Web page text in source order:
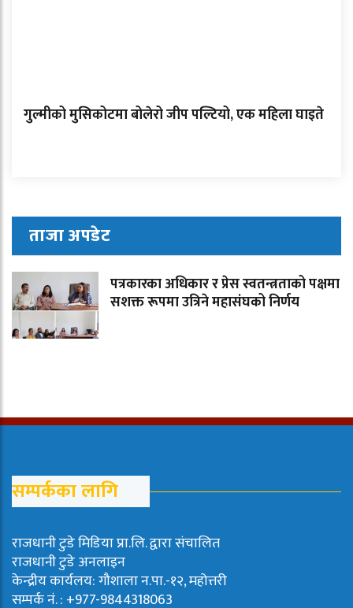
गुल्मीको मुसिकोटमा बोलेरो जीप पल्टियो, एक महिला घाइते
ताजा अपडेट
पत्रकारका अधिकार र प्रेस स्वतन्त्रताको पक्षमा
सशक्त रूपमा उत्रिने महासंघको निर्णय
सम्पर्कका लागि
राजधानी टुडे मिडिया प्रा.लि. द्वारा संचालित
राजधानी टुडे अनलाइन
केन्द्रीय कार्यलय: गौशाला न.पा.-१२, महोत्तरी
सम्पर्क नं. : +977-9844318063